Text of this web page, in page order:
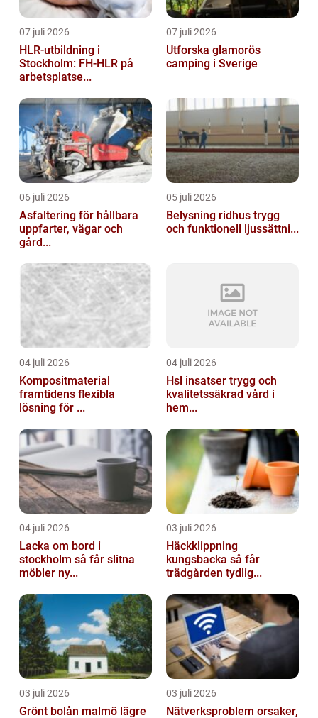
07 juli 2026
HLR-utbildning i
Stockholm: FH-HLR på
arbetsplatse...
07 juli 2026
Utforska glamorös
camping i Sverige
06 juli 2026
Asfaltering för hållbara
uppfarter, vägar och
gård...
05 juli 2026
Belysning ridhus trygg
och funktionell ljussättni...
04 juli 2026
Kompositmaterial
framtidens flexibla
lösning för ...
04 juli 2026
Hsl insatser trygg och
kvalitetssäkrad vård i
hem...
04 juli 2026
Lacka om bord i
stockholm så får slitna
möbler ny...
03 juli 2026
Häckklippning
kungsbacka så får
trädgården tydlig...
03 juli 2026
Grönt bolån malmö lägre
03 juli 2026
Nätverksproblem orsaker,